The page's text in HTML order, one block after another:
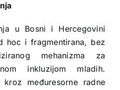
u Bosni i Hercegovini
hoc i fragmentirana, bez
mehanizma za
inkluzijom mladih.
međuresorne radne